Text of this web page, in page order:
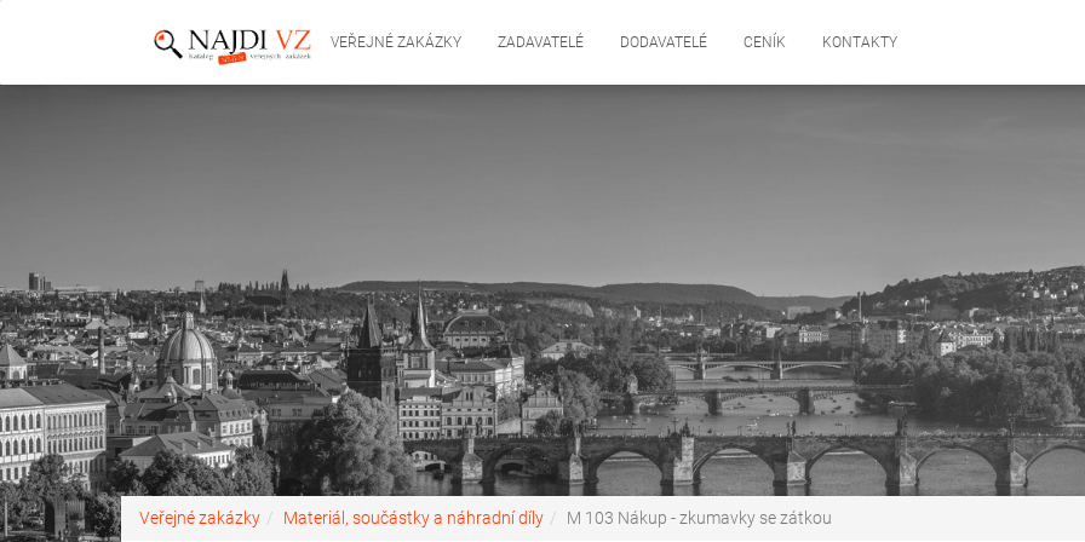
VEŘEJNÉ ZAKÁZKY ZADAVATELÉ DODAVATELÉ CENÍK KONTAKTY
Veřejné zakázky Materiál, součástky a náhradní díly M 103 Nákup - zkumavky se zátkou